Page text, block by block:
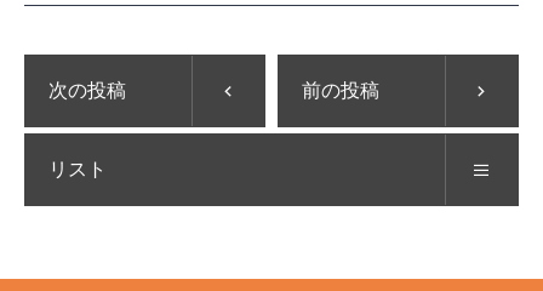
次の投稿 前の投稿
リスト